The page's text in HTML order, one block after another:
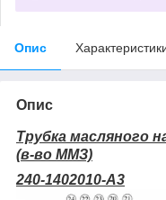
Опис
Опис
Трубка масляного
(в-во ММЗ)
240-1402010-А3